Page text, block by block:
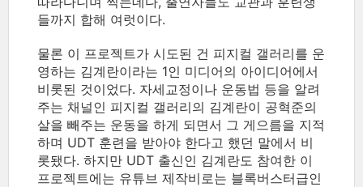
들까지 합해 여럿이다.
물론 이 프로젝트가 시도된 건 피지컬 갤러리를 운
영하는 김계란이라는 1인 미디어의 아이디어에서
비롯된 것이었다. 자세교정이나 운동법 등을 알려
주는 채널인 피지컬 갤러리의 김계란이 공혁준의
살을 빼주는 운동을 하게 되면서 그 게으름을 지적
하며 UDT 훈련을 받아야 한다고 했던 말에서 비
롯됐다. 하지만 UDT 출신인 김계란도 참여한 이
프로젝트에는 유튜브 제작비로는 블록버스터급인